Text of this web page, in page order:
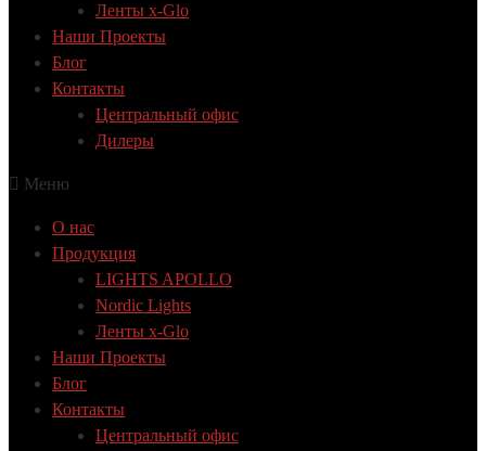
Ленты x-Glo
Наши Проекты
Блог
Контакты
Центральный офис
Дилеры
Меню
О нас
Продукция
LIGHTS APOLLO
Nordic Lights
Ленты x-Glo
Наши Проекты
Блог
Контакты
Центральный офис